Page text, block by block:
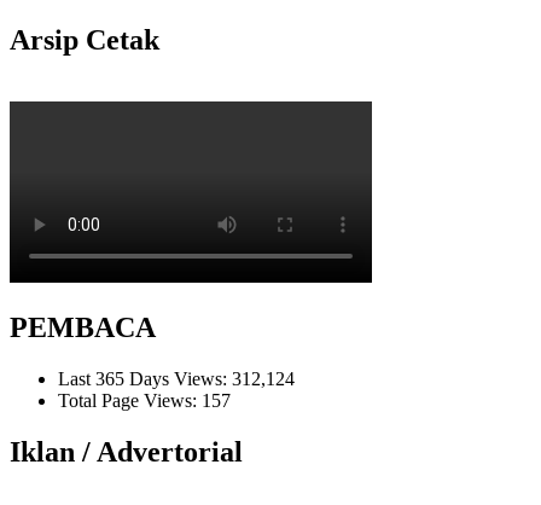
Arsip Cetak
PEMBACA
Last 365 Days Views: 312,124
Total Page Views: 157
Iklan / Advertorial